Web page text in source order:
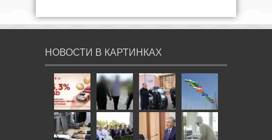
НОВОСТИ В КАРТИНКАХ